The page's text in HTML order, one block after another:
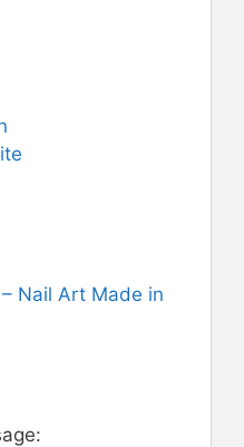
Nail Art Made in